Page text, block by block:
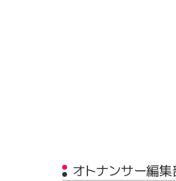
オトナンサー編